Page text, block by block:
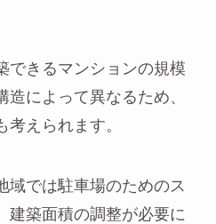
できるマンションの規模
によって異なるため、
考えられます。
域では駐車場のためのス
建築面積の調整が必要に